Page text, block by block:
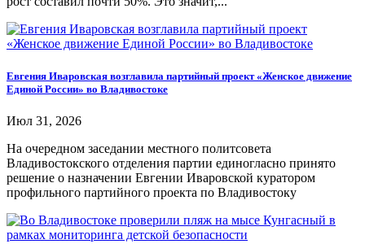
Евгения Иваровская возглавила партийный проект «Женское движение
Единой России» во Владивостоке
Июл 31, 2026
На очередном заседании местного политсовета
Владивостокского отделения партии единогласно принято
решение о назначении Евгении Иваровской куратором
профильного партийного проекта по Владивостоку